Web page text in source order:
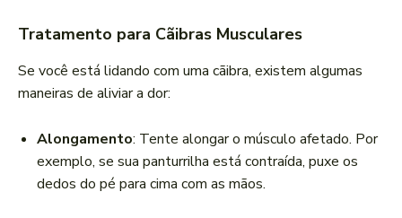
Tratamento para Cãibras Musculares
Se você está lidando com uma cãibra, existem algumas
maneiras de aliviar a dor:
Alongamento: Tente alongar o músculo afetado. Por
exemplo, se sua panturrilha está contraída, puxe os
dedos do pé para cima com as mãos.